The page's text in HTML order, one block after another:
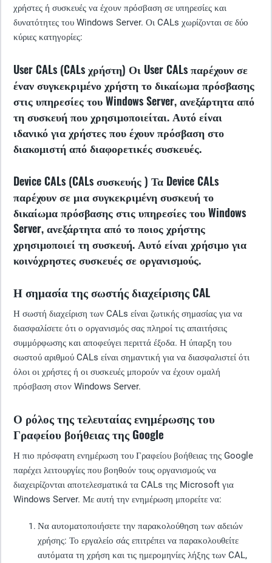
χρήστες ή συσκευές να έχουν πρόσβαση σε υπηρεσίες και
δυνατότητες του Windows Server. Οι CALs χωρίζονται σε δύο
κύριες κατηγορίες:
User CALs (CALs χρήστη) Οι User CALs παρέχουν σε
έναν συγκεκριμένο χρήστη το δικαίωμα πρόσβασης
στις υπηρεσίες του Windows Server, ανεξάρτητα από
τη συσκευή που χρησιμοποιείται. Αυτό είναι
ιδανικό για χρήστες που έχουν πρόσβαση στο
διακομιστή από διαφορετικές συσκευές.
Device CALs (CALs συσκευής) Τα Device CALs
παρέχουν σε μια συγκεκριμένη συσκευή το
δικαίωμα πρόσβασης στις υπηρεσίες του Windows
Server, ανεξάρτητα από το ποιος χρήστης
χρησιμοποιεί τη συσκευή. Αυτό είναι χρήσιμο για
κοινόχρηστες συσκευές σε οργανισμούς.
Η σημασία της σωστής διαχείρισης CAL
Η σωστή διαχείριση των CALs είναι ζωτικής σημασίας για να
διασφαλίσετε ότι ο οργανισμός σας πληροί τις απαιτήσεις
συμμόρφωσης και αποφεύγει περιττά έξοδα. Η ύπαρξη του
σωστού αριθμού CALs είναι σημαντική για να διασφαλιστεί ότι
όλοι οι χρήστες ή οι συσκευές μπορούν να έχουν ομαλή
πρόσβαση στον Windows Server.
Ο ρόλος της τελευταίας ενημέρωσης του
Γραφείου βοήθειας της Google
Η πιο πρόσφατη ενημέρωση του Γραφείου βοήθειας της Google
παρέχει λειτουργίες που βοηθούν τους οργανισμούς να
διαχειρίζονται αποτελεσματικά τα CALs της Microsoft για
Windows Server. Με αυτή την ενημέρωση μπορείτε να:
Να αυτοματοποιήσετε την παρακολούθηση των αδειών
χρήσης: Το εργαλείο σάς επιτρέπει να παρακολουθείτε
αυτόματα τη χρήση και τις ημερομηνίες λήξης των CAL,